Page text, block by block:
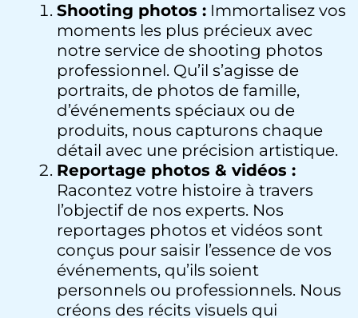
Shooting photos :Immortalisez vos
moments les plus précieux avec
notre service de shooting photos
professionnel. Qu’il s’agisse de
portraits, de photos de famille,
d’événements spéciaux ou de
produits, nous capturons chaque
détail avec une précision artistique.
Reportage photos & vidéos :
Racontez votre histoire à travers
l’objectif de nos experts. Nos
reportages photos et vidéos sont
conçus pour saisir l’essence de vos
événements, qu’ils soient
personnels ou professionnels. Nous
créons des récits visuels qui